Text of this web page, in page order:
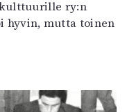
ry:n
hyvin, mutta toinen